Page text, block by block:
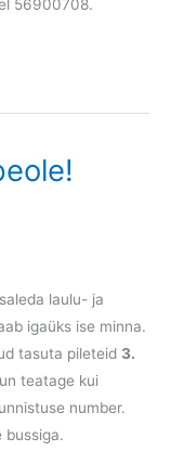
56900708.
laulu- ja
igaüks ise minna.
tasuta pileteid 3.
teatage kui
number.
bussiga.